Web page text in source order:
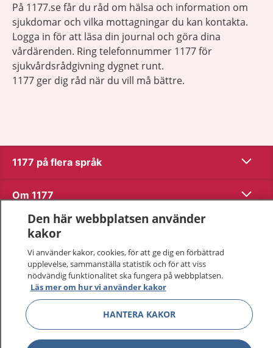
På 1177.se får du råd om hälsa och information om
sjukdomar och vilka mottagningar du kan kontakta.
Logga in för att läsa din journal och göra dina
vårdärenden. Ring telefonnummer 1177 för
sjukvårdsrådgivning dygnet runt.
1177 ger dig råd när du vill må bättre.
1177 på flera språk Visa
Om 1177 Visa
Kontakt
Behandling av personuppgifter
Hantering av kakor
Inställningar för kakor
Den här webbplatsen använder
kakor
Vi använder kakor, cookies, för att ge dig en förbättrad
upplevelse, sammanställa statistik och för att viss
nödvändig funktionalitet ska fungera på webbplatsen.
Läs mer om hur vi använder kakor
HANTERA KAKOR